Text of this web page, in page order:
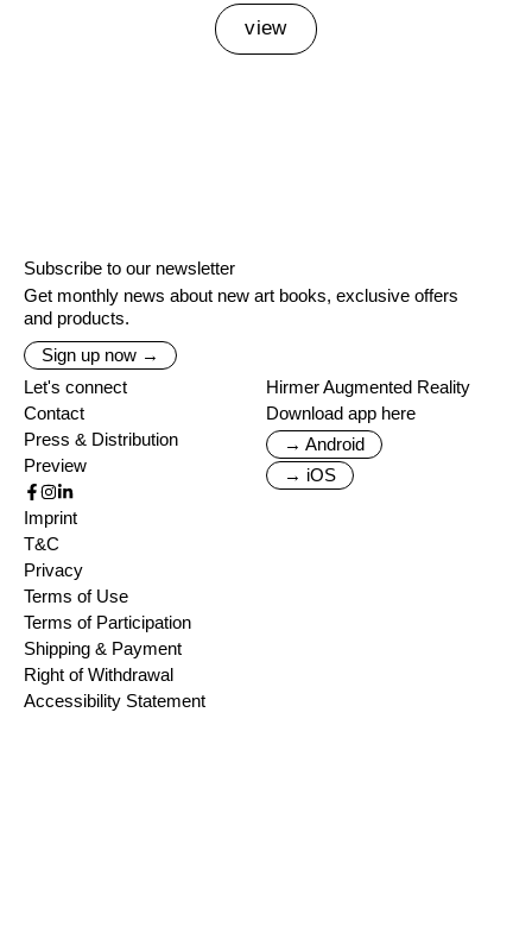
view
Subscribe to our newsletter
Get monthly news about new art books, exclusive offers
and products.
Sign up now →
Let's connect
Contact
Press & Distribution
Preview
Hirmer Augmented Reality
Download app here
→ Android
→ iOS
Imprint
T&C
Privacy
Terms of Use
Terms of Participation
Shipping & Payment
Right of Withdrawal
Accessibility Statement